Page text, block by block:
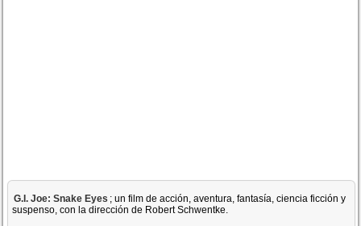
G.I. Joe: Snake Eyes ; un film de acción, aventura, fantasía, ciencia ficción y
suspenso, con la dirección de Robert Schwentke.